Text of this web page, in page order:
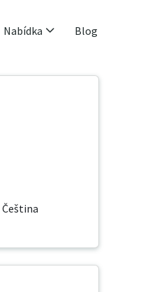
Nabídka Blog
Čeština